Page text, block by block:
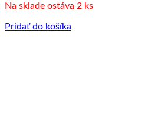
Na sklade ostáva 2 ks
Pridať do košíka